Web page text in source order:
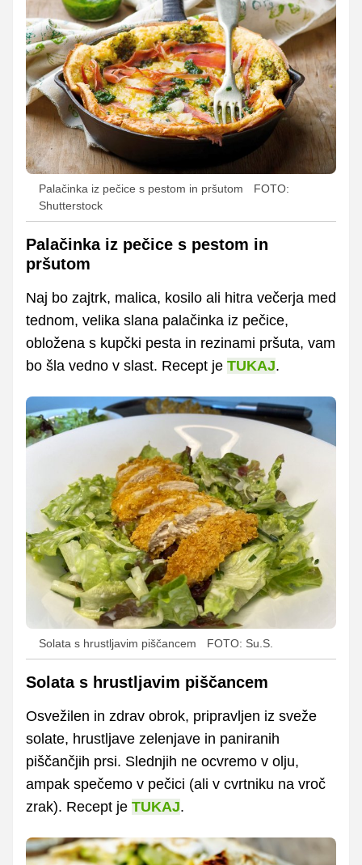
Palačinka iz pečice s pestom in pršutom
FOTO:
Shutterstock
Palačinka iz pečice s pestom in
pršutom
Naj bo zajtrk, malica, kosilo ali hitra večerja med
tednom, velika slana palačinka iz pečice,
obložena s kupčki pesta in rezinami pršuta, vam
bo šla vedno v slast. Recept je TUKAJ.
Solata s hrustljavim piščancem FOTO: Su.S.
Solata s hrustljavim piščancem
Osvežilen in zdrav obrok, pripravljen iz sveže
solate, hrustljave zelenjave in paniranih
piščančjih prsi. Slednjih ne ocvremo v olju,
ampak spečemo v pečici (ali v cvrtniku na vroč
zrak). Recept je TUKAJ.